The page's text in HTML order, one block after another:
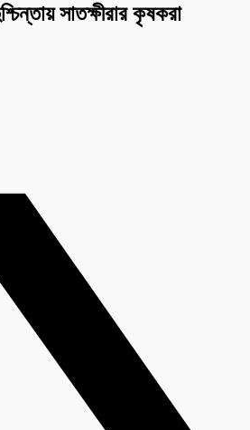
সাতক্ষীরার কৃষকরা